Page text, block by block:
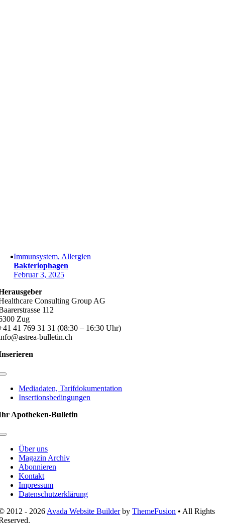
Immunsystem, Allergien
Bakteriophagen
Februar 3, 2025
Consulting Group AG
112
Zug
41 769 31 31 (08:30 – 16:30 Uhr)
bulletin.ch
Toggle
NavigationMediadaten, Tarifdokumentation
Insertionsbedingungen
Apotheken-Bulletin
Toggle
NavigationÜber uns
Magazin Archiv
Abonnieren
Kontakt
Impressum
Datenschutzerklärung
2012 - 2026 Avada Website BuilderbyThemeFusion • All Rights